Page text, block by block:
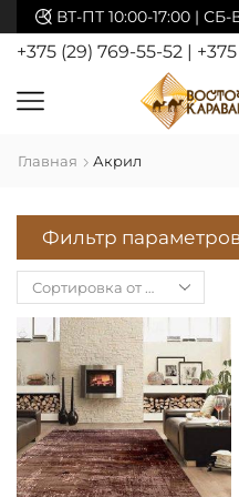
ВТ-ПТ 10:00-17:00 |
+375 (29) 769-55-52 |
Главная Акрил
Фильтр